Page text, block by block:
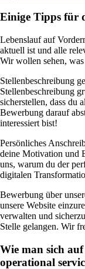
Einige Tipps für
Lebenslauf auf
aktuell ist und alle
Wir wollen sehen,
Stellenbeschreibung
Stellenbeschreibung
sicherstellen, dass du
Bewerbung darauf
interessiert bist!
Persönliches
deine Motivation und
uns, warum du der
digitalen
Bewerbung über
unsere Website
verwalten und
Stelle gelangen. Wir
Wie man sich
operational